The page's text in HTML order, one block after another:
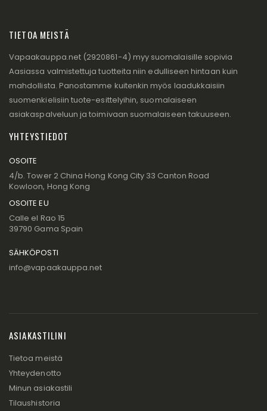
TIETOA MEISTÄ
Vapaakauppa.net (2920861-4) myy suomalaisille sopivia
Aasiassa valmistettuja tuotteita niin edulliseen hintaan kuin
mahdollista. Panostamme kuitenkin myös laadukkaisiin
suomenkielisiin tuote-esittelyihin, suomalaiseen
asiakaspalveluun ja toimivaan suomalaiseen takuuseen.
YHTEYSTIEDOT
OSOITE
4/b. Tower 2 China Hong Kong City 33 Canton Road
Kowloon, Hong Kong
OSOITE EU
Calle el Rao 15
39790 Gama Spain
SÄHKÖPOSTI
info@vapaakauppa.net
ASIAKASTILINI
Tietoa meistä
Yhteydenotto
Minun asiakastili
Tilaushistoria